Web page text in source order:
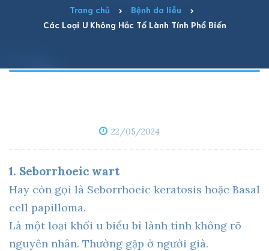
Trang chủ
Bệnh da liễu
Các Loại U Không Hắc Tố Lành Tính Phổ Biến
22/05/2024
1. Seborrhoeic wart
Hay còn gọi là Seborrhoeic keratosis hoặc Basal
cell papilloma.
Là một loại khối u biểu bì lành tính không rõ
nguyên nhân. Thường gặp ở người già.